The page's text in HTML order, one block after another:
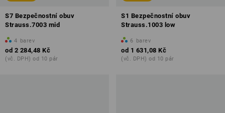
S7 Bezpečnostní obuv
Strauss.7003 mid
4 barev
od 2 284,48 Kč
(vč. DPH) od 10 pár
S1 Bezpečnostní obuv
Strauss.1003 low
6 barev
od 1 631,08 Kč
(vč. DPH) od 10 pár